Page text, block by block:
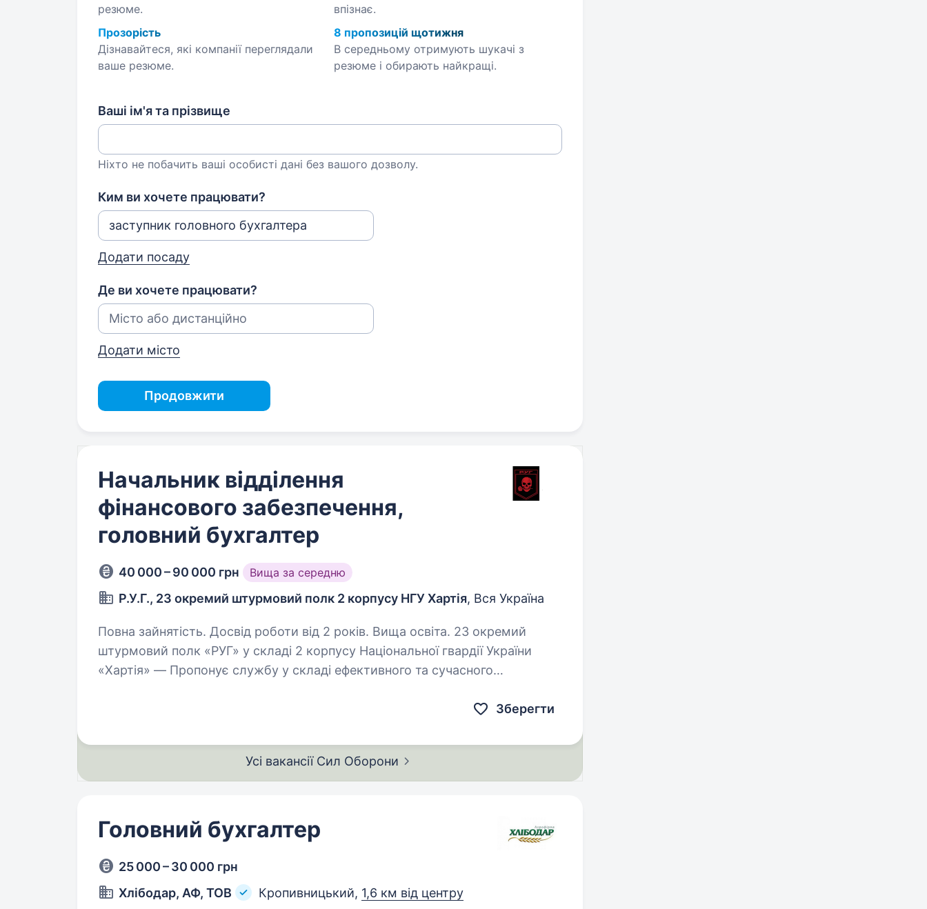
резюме.
впізнає.
Прозорість
Дізнавайтеся, які компанії переглядали
ваше резюме.
8 пропозицій щотижня
В середньому отримують шукачі з
резюме і обирають найкращі.
Ваші ім'я та прізвище
Ніхто не побачить ваші особисті дані без вашого дозволу.
Ким ви хочете працювати?
Додати посаду
Де ви хочете працювати?
Додати місто
Продовжити
Начальник відділення
фінансового забезпечення,
головний бухгалтер
40 000 – 90 000 грн Вища за середню
Р.У.Г., 23 окремий штурмовий полк 2 корпусу НГУ Хартія, Вся Україна
Повна зайнятість. Досвід роботи від 2 років. Вища освіта. 23 окремий
штурмовий полк «РУГ» у складі 2 корпусу Національної гвардії України
«Хартія» — Пропонує службу у складі ефективного та сучасного
Зберегти
Усі вакансії Сил Оборони
Головний бухгалтер
25 000 – 30 000 грн
Хлібодар, АФ, ТОВ
Кропивницький, 1,6 км від центру